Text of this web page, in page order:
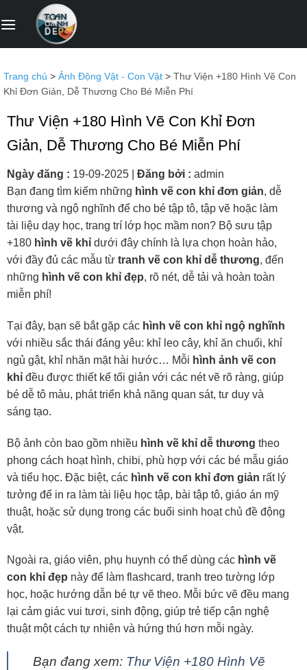
qua
Trang chủ > Ảnh Động Vật - Con Vật > Thư Viện +180 Hình Vẽ Con
Khỉ Đơn Giản, Dễ Thương Cho Bé Miễn Phí
Thư Viện +180 Hình Vẽ Con Khỉ Đơn
Giản, Dễ Thương Cho Bé Miễn Phí
Ngày đăng : 19-09-2025 Đăng bởi : admin
Bạn đang tìm kiếm những hình vẽ con khỉ đơn giản, dễ
thương và ngộ nghĩnh để cho bé tập tô, tập vẽ hoặc làm
tài liệu dạy học, trang trí lớp học mầm non? Bộ sưu tập
+180 hình vẽ khỉ dưới đây chính là lựa chọn hoàn hảo,
với đầy đủ các mẫu từ tranh vẽ con khỉ dễ thương, đến
những hình vẽ con khỉ đẹp, rõ nét, dễ tải và hoàn toàn
miễn phí!
Tại đây, bạn sẽ bắt gặp các hình vẽ con khỉ ngộ nghĩnh
với nhiều sắc thái đáng yêu: khỉ leo cây, khỉ ăn chuối, khỉ
ngủ gật, khỉ nhăn mặt hài hước… Mỗi hình ảnh vẽ con
khỉ đều được thiết kế tối giản với các nét vẽ rõ ràng, giúp
bé dễ tô màu, phát triển khả năng quan sát, tư duy và
sáng tạo.
Bộ ảnh còn bao gồm nhiều hình vẽ khỉ dễ thương theo
phong cách hoạt hình, chibi, phù hợp với các bé mẫu giáo
và tiểu học. Đặc biệt, các hình vẽ con khỉ đơn giản rất lý
tưởng để in ra làm tài liệu học tập, bài tập tô, giáo án mỹ
thuật, hoặc sử dụng trong các buổi sinh hoạt chủ đề động
vật.
Ngoài ra, giáo viên, phụ huynh có thể dùng các hình vẽ
con khỉ đẹp này để làm flashcard, tranh treo tường lớp
học, hoặc hướng dẫn bé tự vẽ theo. Mỗi bức vẽ đều mang
lại cảm giác vui tươi, sinh động, giúp trẻ tiếp cận nghệ
thuật một cách tự nhiên và hứng thú hơn mỗi ngày.
Bạn đang xem: Thư Viện +180 Hình Vẽ